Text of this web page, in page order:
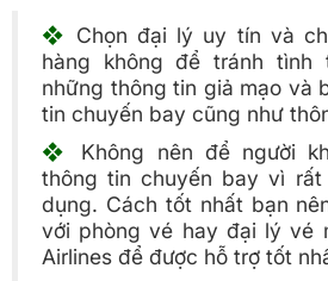
❖ Chọn đại lý uy tín và
hàng không để tránh tình
những thông tin giả mạo và
tin chuyến bay cũng như
❖ Không nên để người
thông tin chuyến bay vì
dụng. Cách tốt nhất bạn
với phòng vé hay đại lý vé
Airlines để được hỗ trợ tốt